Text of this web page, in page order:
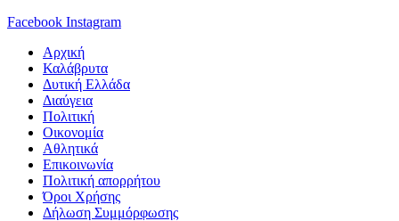
Facebook Instagram
Αρχική
Καλάβρυτα
Δυτική Ελλάδα
Διαύγεια
Πολιτική
Οικονομία
Αθλητικά
Επικοινωνία
Πολιτική απορρήτου
Όροι Χρήσης
Δήλωση Συμμόρφωσης